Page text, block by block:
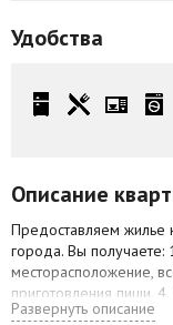
Удобства
Описание
Предоставляем жилье
города. Вы получаете:
месторасположение,
приготовления пищи.
(микроволновку,
Развернуть описание